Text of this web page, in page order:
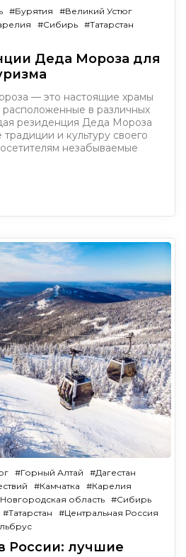
#Бурятия
#Великий Устюг
#Сибирь #Татарстан
Деда Мороза для
— это настоящие храмы
в различных
резиденция Деда Мороза
и культуру своего
незабываемые
#Горный Алтай
#Дагестан
#Камчатка
#Карелия
область #Сибирь
#Татарстан
#Центральная Россия
России: лучшие